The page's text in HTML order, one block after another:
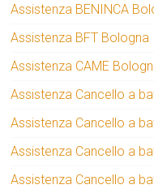
Assistenza BENINCA
Assistenza BFT Bologna
Assistenza CAME
Assistenza Cancello a
Assistenza Cancello a
Assistenza Cancello a
Assistenza Cancello a